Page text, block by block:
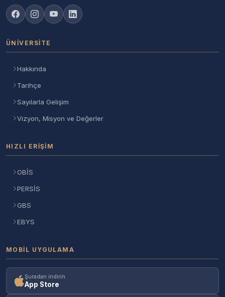
ÜNIVERSITE
Hakkında
Tarihçe
Sayılarla Gelişim
Vizyon, Misyon ve Değerler
HIZLI ERIŞIM
OBİS
PERSİS
GBS
EBYS
MOBIL UYGULAMA
Şuradan indirin
App Store